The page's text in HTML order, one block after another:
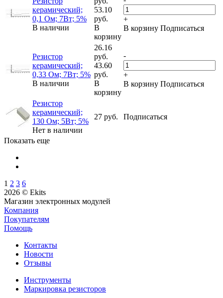
керамический;
0,1 Ом; 7Вт; 5%
В наличии
53.10
руб.
В
корзину
+
В корзину Подписаться
Резистор
керамический;
0,33 Ом; 7Вт; 5%
В наличии
26.16
руб.
43.60
руб.
В
корзину
-
+
В корзину Подписаться
Резистор
керамический;
130 Ом; 5Вт; 5%
Нет в наличии
27 руб. Подписаться
Показать еще
1 2 3 6
2026 © Ekits
Магазин электронных модулей
Компания
Покупателям
Помощь
Контакты
Новости
Отзывы
Инструменты
Маркировка резисторов